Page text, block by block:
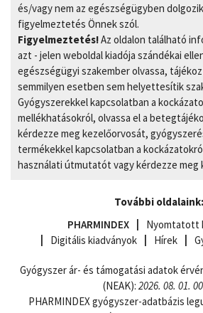
és/vagy nem az egészségügyben
figyelmeztetés Önnek szól.
Figyelmeztetés!Az oldalon található
azt - jelen weboldal kiadója szándékai
egészségügyi szakember olvassa,
semmilyen esetben sem helyettesítik
Gyógyszerekkel kapcsolatban a
mellékhatásokról, olvassa el a
kérdezze meg kezelőorvosát,
termékekkel kapcsolatban a
használati útmutatót vagy kérdezze meg
További oldalaink:
PHARMINDEX
Nyomtatott
Digitális kiadványok
Hírek
Gyógyszer ár- és támogatási adatok
(NEAK): 2026. 08. 01.
PHARMINDEX gyógyszer-adatbázis